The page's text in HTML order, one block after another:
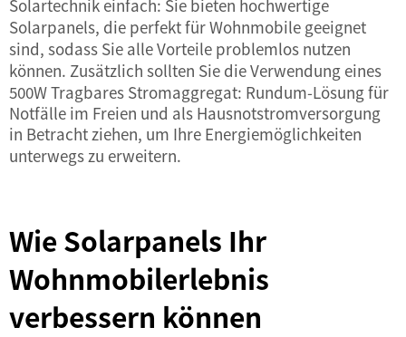
Solartechnik einfach: Sie bieten hochwertige
Solarpanels, die perfekt für Wohnmobile geeignet
sind, sodass Sie alle Vorteile problemlos nutzen
können. Zusätzlich sollten Sie die Verwendung eines
500W Tragbares Stromaggregat: Rundum-Lösung für
Notfälle im Freien und als Hausnotstromversorgung
in Betracht ziehen, um Ihre Energiemöglichkeiten
unterwegs zu erweitern.
Wie Solarpanels Ihr
Wohnmobilerlebnis
verbessern können